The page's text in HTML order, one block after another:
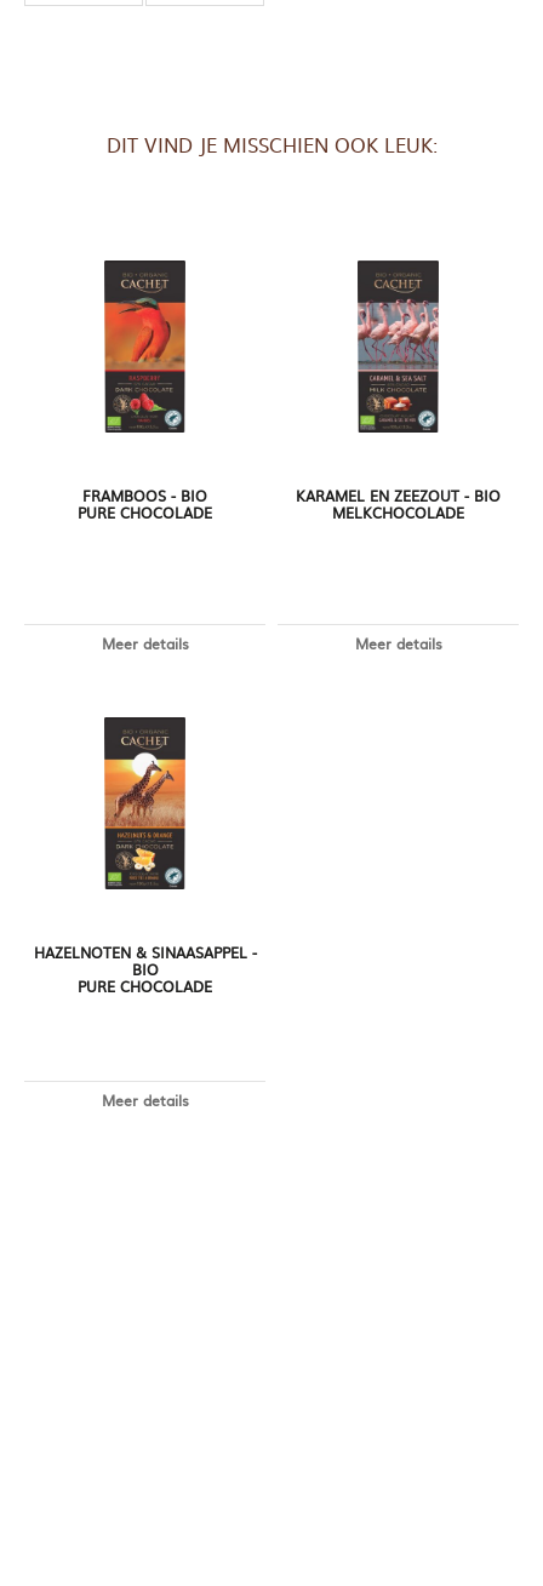
DIT VIND JE MISSCHIEN OOK LEUK:
FRAMBOOS - BIO
PURE CHOCOLADE
Meer details
KARAMEL EN ZEEZOUT - BIO
MELKCHOCOLADE
Meer details
HAZELNOTEN & SINAASAPPEL -
BIO
PURE CHOCOLADE
Meer details